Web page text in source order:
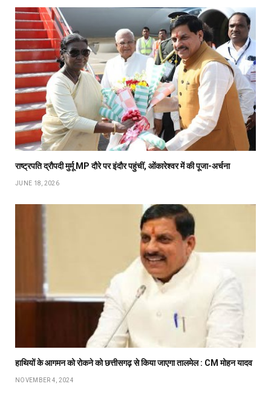
राष्ट्रपति द्रौपदी मुर्मू MP दौरे पर इंदौर पहुंचीं, ओंकारेश्वर में की पूजा-अर्चना
JUNE 18, 2026
हाथियों के आगमन को रोकने को छत्तीसगढ़ से किया जाएगा तालमेल : CM मोहन यादव
NOVEMBER 4, 2024